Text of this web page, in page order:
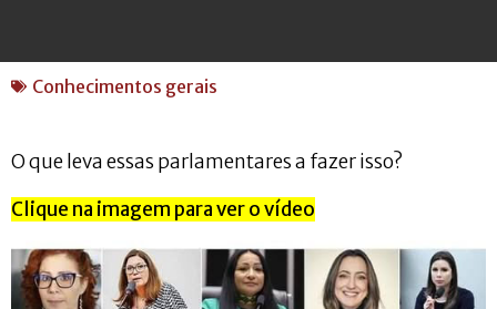
Conhecimentos gerais
O que leva essas parlamentares a fazer isso?
Clique na imagem para ver o vídeo